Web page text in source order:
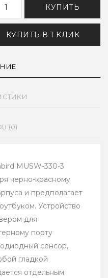
КУПИТЬ
КУПИТЬ В 1 КЛИК
(0)
MUSW-330-3
черно-красному
и предполагает
Устройство
для
порту
сенсор,
гладкой
отдельным